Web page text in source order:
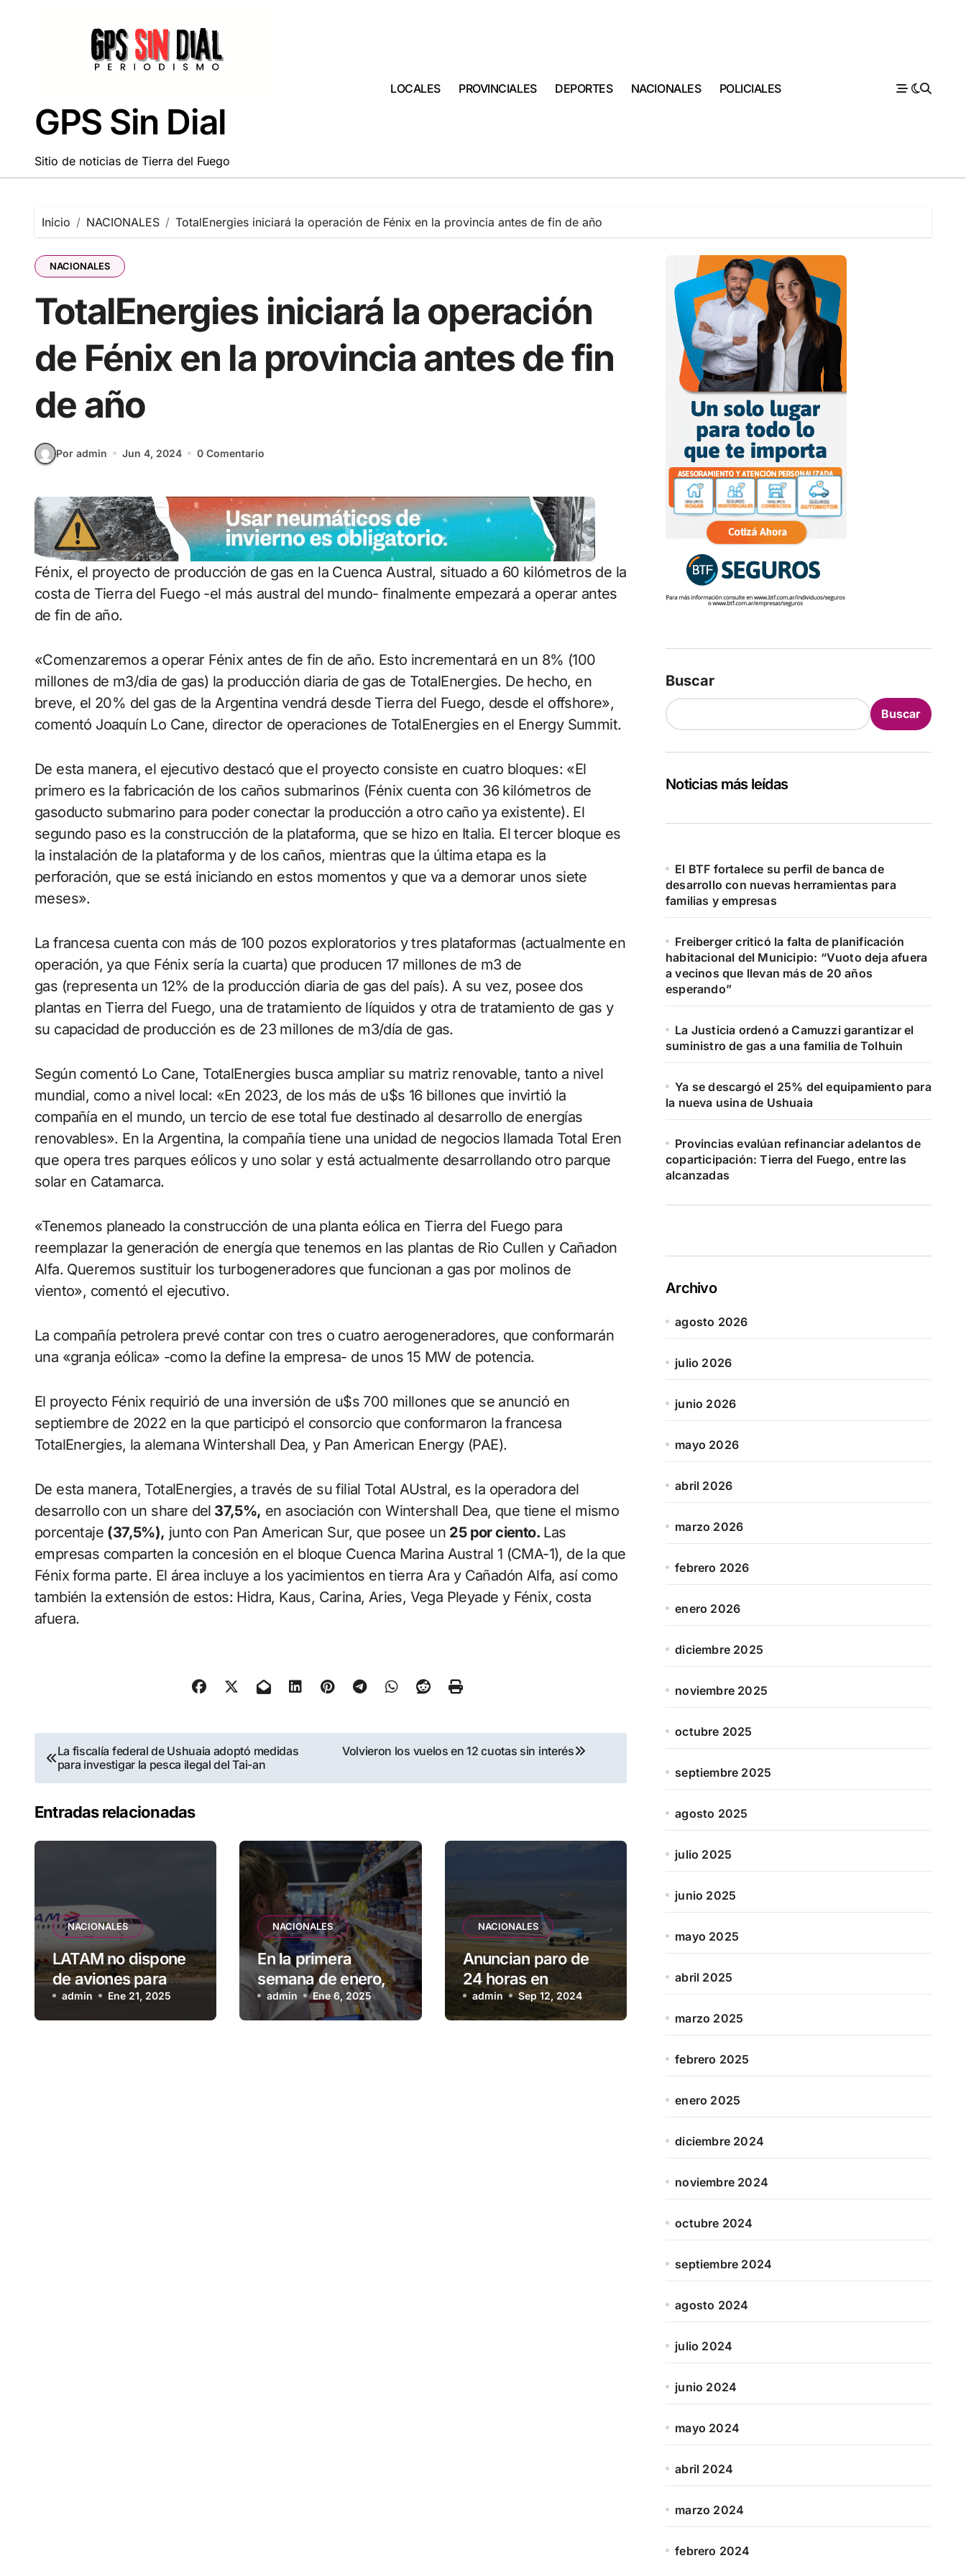
GPS Sin Dial
Sitio de noticias de Tierra del Fuego
LOCALES PROVINCIALES DEPORTES NACIONALES POLICIALES
Inicio NACIONALES TotalEnergies iniciará la operación de Fénix en la provincia antes de fin de año
NACIONALES
TotalEnergies iniciará la operación
de Fénix en la provincia antes de fin
de año
Por admin Jun 4, 2024 0 Comentario
Fénix, el proyecto de producción de gas en la Cuenca Austral, situado a 60 kilómetros de la
costa de Tierra del Fuego -el más austral del mundo- finalmente empezará a operar antes
de fin de año.
«Comenzaremos a operar Fénix antes de fin de año. Esto incrementará en un 8% (100
millones de m3/dia de gas) la producción diaria de gas de TotalEnergies. De hecho, en
breve, el 20% del gas de la Argentina vendrá desde Tierra del Fuego, desde el offshore»,
comentó Joaquín Lo Cane, director de operaciones de TotalEnergies en el Energy Summit.
De esta manera, el ejecutivo destacó que el proyecto consiste en cuatro bloques: «El
primero es la fabricación de los caños submarinos (Fénix cuenta con 36 kilómetros de
gasoducto submarino para poder conectar la producción a otro caño ya existente). El
segundo paso es la construcción de la plataforma, que se hizo en Italia. El tercer bloque es
la instalación de la plataforma y de los caños, mientras que la última etapa es la
perforación, que se está iniciando en estos momentos y que va a demorar unos siete
meses».
La francesa cuenta con más de 100 pozos exploratorios y tres plataformas (actualmente en
operación, ya que Fénix sería la cuarta) que producen 17 millones de m3 de
gas (representa un 12% de la producción diaria de gas del país). A su vez, posee dos
plantas en Tierra del Fuego, una de tratamiento de líquidos y otra de tratamiento de gas y
su capacidad de producción es de 23 millones de m3/día de gas.
Según comentó Lo Cane, TotalEnergies busca ampliar su matriz renovable, tanto a nivel
mundial, como a nivel local: «En 2023, de los más de u$s 16 billones que invirtió la
compañía en el mundo, un tercio de ese total fue destinado al desarrollo de energías
renovables». En la Argentina, la compañía tiene una unidad de negocios llamada Total Eren
que opera tres parques eólicos y uno solar y está actualmente desarrollando otro parque
solar en Catamarca.
«Tenemos planeado la construcción de una planta eólica en Tierra del Fuego para
reemplazar la generación de energía que tenemos en las plantas de Rio Cullen y Cañadon
Alfa. Queremos sustituir los turbogeneradores que funcionan a gas por molinos de
viento», comentó el ejecutivo.
La compañía petrolera prevé contar con tres o cuatro aerogeneradores, que conformarán
una «granja eólica» -como la define la empresa- de unos 15 MW de potencia.
El proyecto Fénix requirió de una inversión de u$s 700 millones que se anunció en
septiembre de 2022 en la que participó el consorcio que conformaron la francesa
TotalEnergies, la alemana Wintershall Dea, y Pan American Energy (PAE).
De esta manera, TotalEnergies, a través de su filial Total AUstral, es la operadora del
desarrollo con un share del 37,5%, en asociación con Wintershall Dea, que tiene el mismo
porcentaje (37,5%), junto con Pan American Sur, que posee un 25 por ciento. Las
empresas comparten la concesión en el bloque Cuenca Marina Austral 1 (CMA-1), de la que
Fénix forma parte. El área incluye a los yacimientos en tierra Ara y Cañadón Alfa, así como
también la extensión de estos: Hidra, Kaus, Carina, Aries, Vega Pleyade y Fénix, costa
afuera.
Navegación
de
entradas
La fiscalía federal de Ushuaia adoptó medidas
para investigar la pesca ilegal del Tai-an
Volvieron los vuelos en 12 cuotas sin interés
Entradas relacionadas
NACIONALES
LATAM no dispone
de aviones para
conectar Brasil con
Malvinas
admin Ene 21, 2025
NACIONALES
En la primera
semana de enero,
los precios de
alimentos y bebidas
admin Ene 6, 2025
NACIONALES
Anuncian paro de
24 horas en
Aerolíneas
Argentinas y
admin Sep 12, 2024
Buscar
Buscar
Noticias más leídas
El BTF fortalece su perfil de banca de
desarrollo con nuevas herramientas para
familias y empresas
Freiberger criticó la falta de planificación
habitacional del Municipio: “Vuoto deja afuera
a vecinos que llevan más de 20 años
esperando”
La Justicia ordenó a Camuzzi garantizar el
suministro de gas a una familia de Tolhuin
Ya se descargó el 25% del equipamiento para
la nueva usina de Ushuaia
Provincias evalúan refinanciar adelantos de
coparticipación: Tierra del Fuego, entre las
alcanzadas
Archivo
agosto 2026
julio 2026
junio 2026
mayo 2026
abril 2026
marzo 2026
febrero 2026
enero 2026
diciembre 2025
noviembre 2025
octubre 2025
septiembre 2025
agosto 2025
julio 2025
junio 2025
mayo 2025
abril 2025
marzo 2025
febrero 2025
enero 2025
diciembre 2024
noviembre 2024
octubre 2024
septiembre 2024
agosto 2024
julio 2024
junio 2024
mayo 2024
abril 2024
marzo 2024
febrero 2024